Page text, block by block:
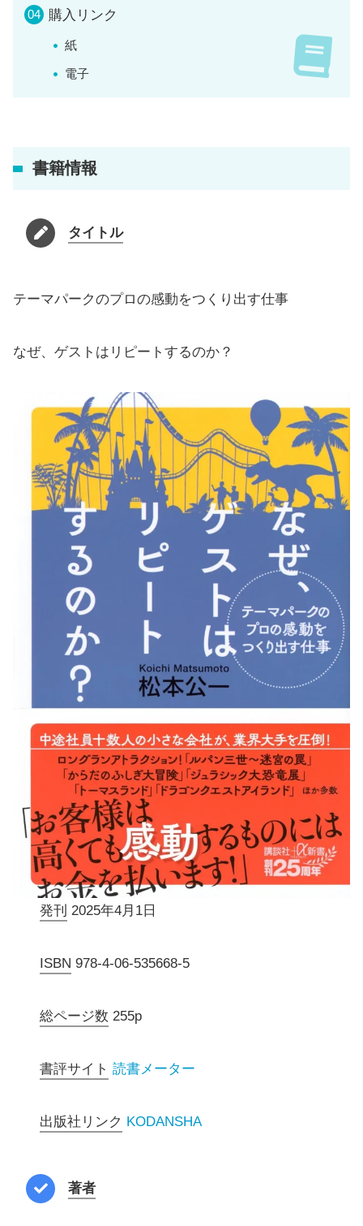
購入リンク
紙
電子
書籍情報
タイトル
テーマパークのプロの感動をつくり出す仕事
なぜ、ゲストはリピートするのか？
発刊 2025年4月1日
ISBN 978-4-06-535668-5
総ページ数 255p
書評サイト 読書メーター
出版社リンク KODANSHA
著者